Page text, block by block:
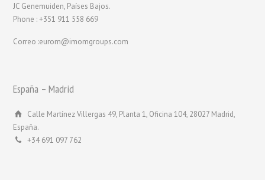
JC Genemuiden, Países Bajos.
Phone : +351 911 558 669
Correo :eurom@imomgroups.com
España – Madrid
Calle Martínez Villergas 49, Planta 1, Oficina 104, 28027 Madrid,
España.
+34 691 097 762